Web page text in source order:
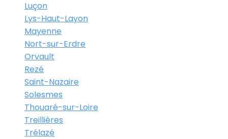
Luçon
Lys-Haut-Layon
Mayenne
Nort-sur-Erdre
Orvault
Rezé
Saint-Nazaire
Solesmes
Thouaré-sur-Loire
Treillières
Trélazé